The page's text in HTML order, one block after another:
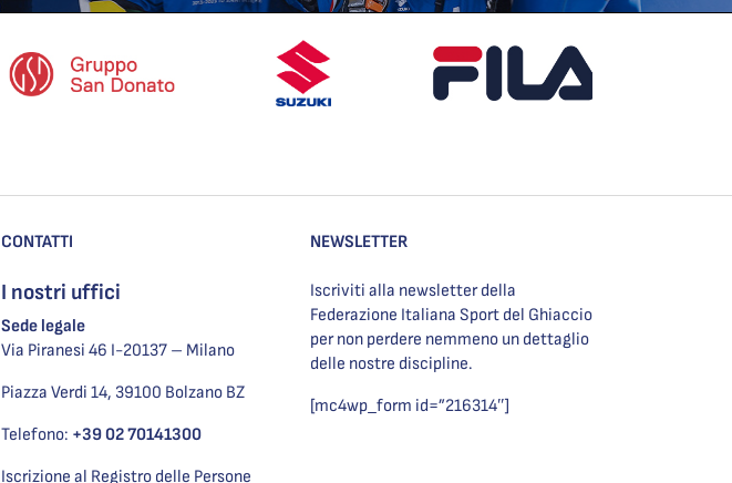
CONTATTI
I nostri uffici
Sede legale
Via Piranesi 46 I-20137 – Milano
Piazza Verdi 14, 39100 Bolzano BZ
Telefono: +39 02 70141300
Iscrizione al Registro delle Persone
NEWSLETTER
Iscriviti alla newsletter della
Federazione Italiana Sport del Ghiaccio
per non perdere nemmeno un dettaglio
delle nostre discipline.
[mc4wp_form id=”216314″]